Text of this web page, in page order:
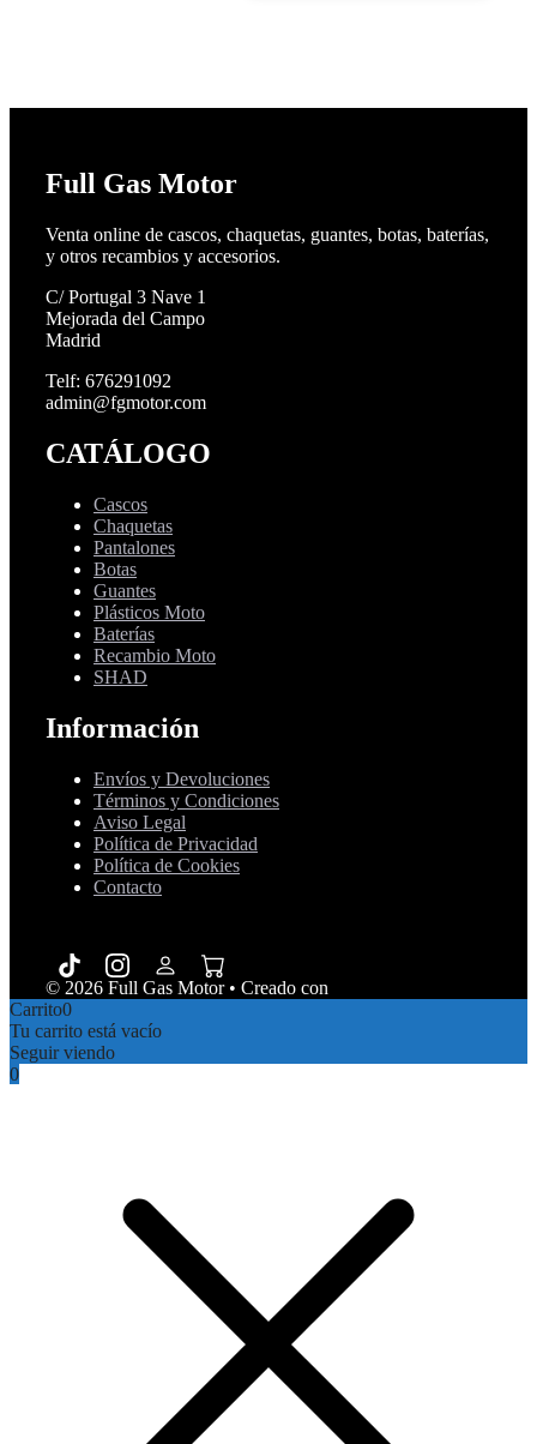
Full Gas Motor
Venta online de cascos, chaquetas, guantes, botas, baterías,
y otros recambios y accesorios.
C/ Portugal 3 Nave 1
Mejorada del Campo
Madrid
Telf: 676291092
admin@fgmotor.com
CATÁLOGO
Cascos
Chaquetas
Pantalones
Botas
Guantes
Plásticos Moto
Baterías
Recambio Moto
SHAD
Información
Envíos y Devoluciones
Términos y Condiciones
Aviso Legal
Política de Privacidad
Política de Cookies
Contacto
© 2026 Full Gas Motor• Creado con
Carrito0
Tu carrito está vacío
Seguir viendo
0